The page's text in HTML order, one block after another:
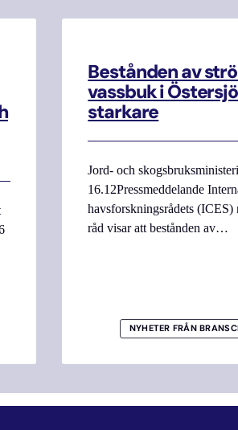
Bestånden av
vassbuk i
starkare
Jord- och
16.12Pressmeddelande
havsforskningsrådets (ICES)
råd visar att bestånden av…
NYHETER FRÅN